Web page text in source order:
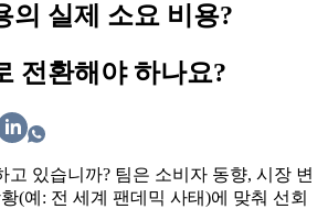
의 실제 소요 비용?
전환해야 하나요?
고 있습니까? 팀은 소비자 동향, 시장 변
(예: 전 세계 팬데믹 사태)에 맞춰 선회